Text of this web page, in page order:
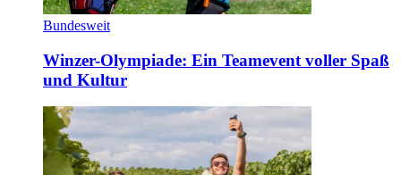
Bundesweit
Winzer-Olympiade: Ein Teamevent voller Spaß
und Kultur